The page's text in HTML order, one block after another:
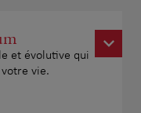
et évolutive qui
vie.